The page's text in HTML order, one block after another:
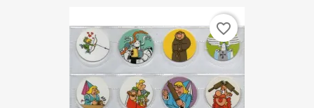
favorite_border